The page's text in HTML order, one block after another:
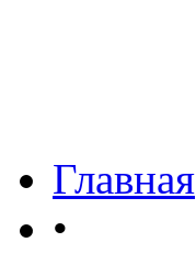
Главная
•